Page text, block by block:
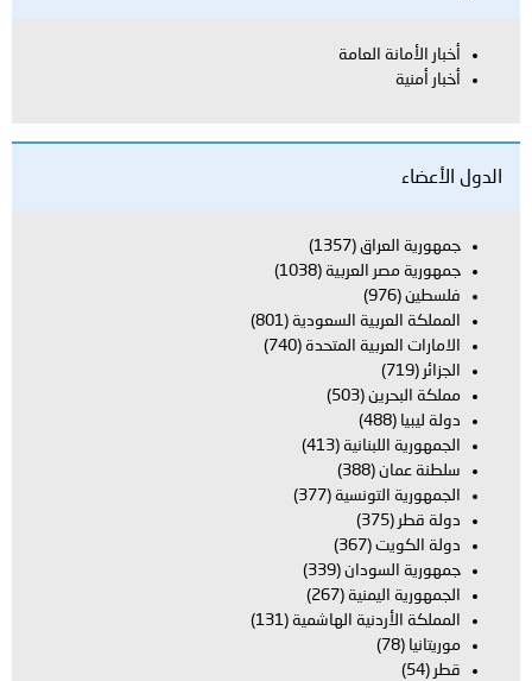
أخبار الأمانة العامة
أخبار أمنية
الدول الأعضاء
جمهورية العراق (1357)
جمهورية مصر العربية (1038)
فلسطين (976)
المملكة العربية السعودية (801)
الامارات العربية المتحدة (740)
الجزائر (719)
مملكة البحرين (503)
دولة ليبيا (488)
الجمهورية اللبنانية (413)
سلطنة عمان (388)
الجمهورية التونسية (377)
دولة قطر (375)
دولة الكويت (367)
جمهورية السودان (339)
الجمهورية اليمنية (267)
المملكة الأردنية الهاشمية (131)
موريتانيا (78)
قطر (54)